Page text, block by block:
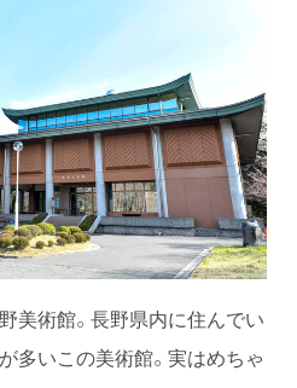
美術館。長野県内に住んでい
多いこの美術館。実はめちゃ